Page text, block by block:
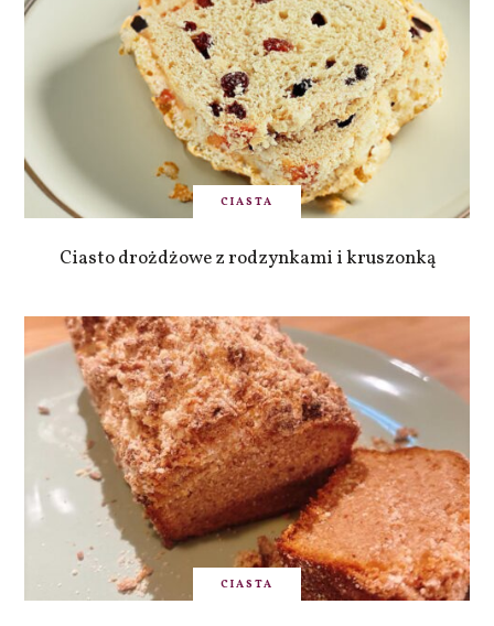
CIASTA
Ciasto drożdżowe z rodzynkami i kruszonką
CIASTA